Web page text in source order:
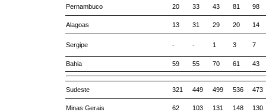
Pernambuco 20 33 43 81 98
Alagoas 13 31 29 20 14
Sergipe - - 1 3 7
Bahia 59 55 70 61 43
Sudeste 321 449 499 536 473
Minas Gerais 62 103 131 148 130